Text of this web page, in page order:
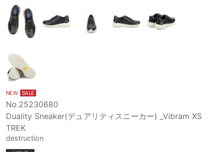
NEW SALE
No.25230680
Duality Sneaker(デュアリティスニーカー) _Vibram XS
TREK
destruction